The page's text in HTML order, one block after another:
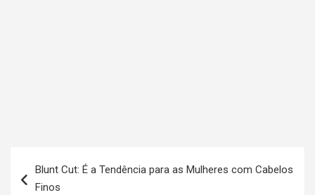
Blunt Cut: É a Tendência para as Mulheres com Cabelos
Finos